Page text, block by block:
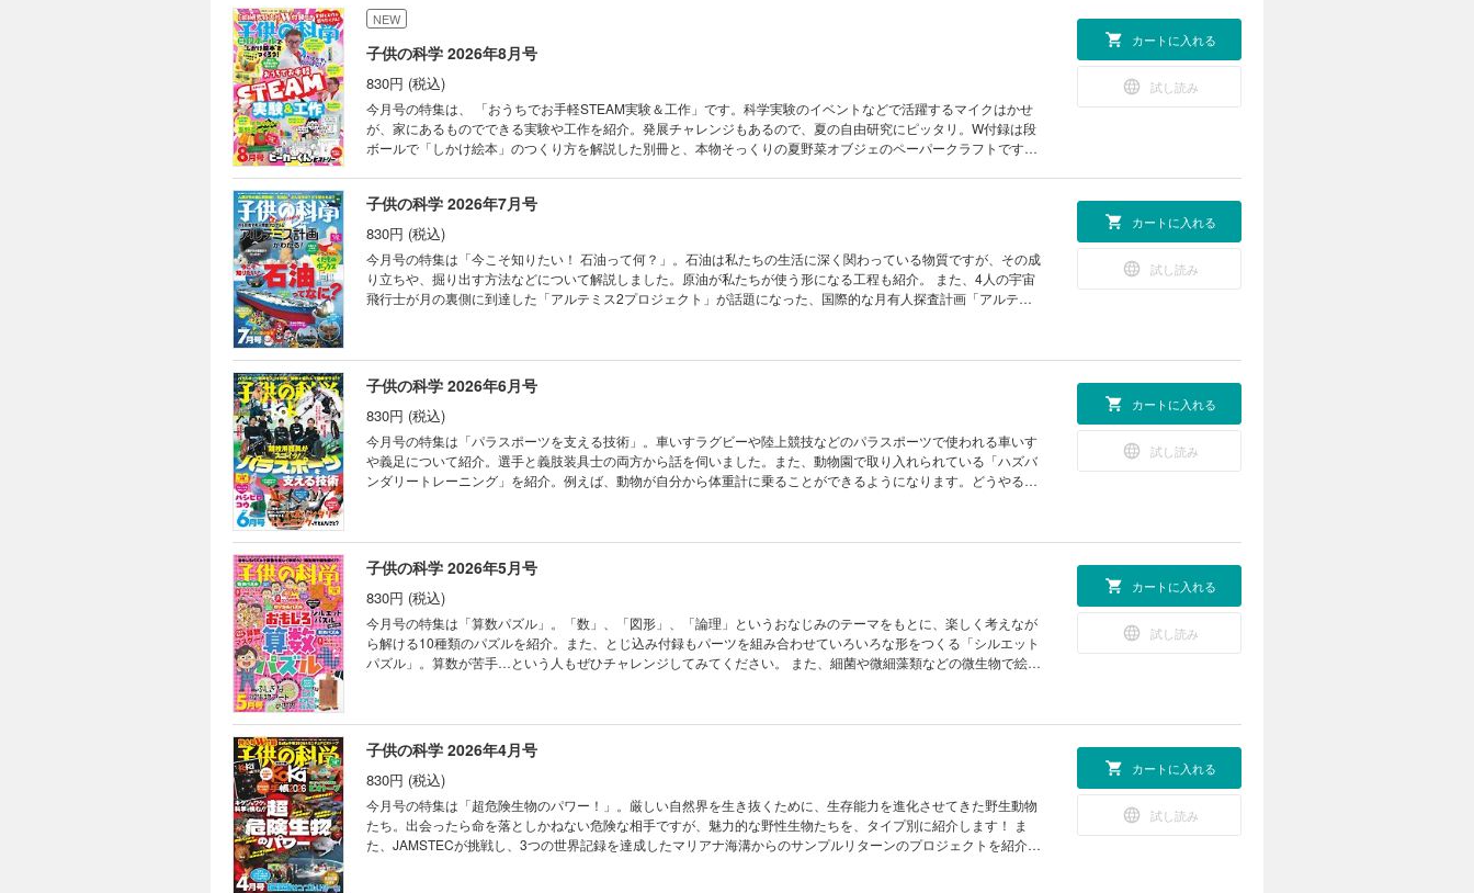
南極観測隊おしごとREPORT／変わりつつある南極の気候を捉える
ベジフル新聞／きみはどれくらいわかる？ ベジフルクイズ
めざせ！ マスマジシャン／ナイチンゲールのマスマジック
カガクのお名前っ！／単位
コドモノカガク製作所／交差リンク機構で動くロボットハンド
KoKa Scramble
ぼくの発明 きみの工夫
KoKaひろば
［最終回］謎解きマンガ 放課後探偵メイカー編／いつか必ず
NEW
子供の科学 2026年8月号
830円 (税込)
今月号の特集は、 「おうちでお手軽STEAM実験＆工作」です。科学実験のイベントなどで活躍するマイクはかせ
が、家にあるものでできる実験や工作を紹介。発展チャレンジもあるので、夏の自由研究にピッタリ。W付録は段
ボールで「しかけ絵本」のつくり方を解説した別冊と、本物そっくりの夏野菜オブジェのペーパークラフトです。
自由研究！ おうちでお手軽 STEAM実験＆工作 古代の銅鐸の音に科学で迫る!? 伊藤尚未先生ワークショップを開催
祝！デビュー10周年 10年分の「なるほど！」 ビーカーくんヒストリー ビーカーくんがゆく ビーカーくん、粉
のこわさを知る!? の巻 電気で学ぼうSDGs 日本最大級の洋上風力発電 石狩湾新港洋上風力発電所 おうちや教室
ですぐできる！ トッポとチィのひまつぶし実験室 なぜ？ なぜ？ どうして？ [新連載]教えて！ アベ先生 お役立
ち！ Scratchの裏ワザ No.1 矢印キーでスプライトを滑らかに動かす たくさん知って、もっと会いたくなる 動
物園の動物 イヌワシ 南極通信 “いまの南極”から地球環境を見守る ひとときの北極通信 海氷が語る北極のいま
み立て式「ソーラー・クッカー」をつくって生き残れ！ [新連載]ビスケットでたのしいプログラミング！ あそび
ながら学ぶコンピューター 第1回 ビスケットをはじめよう ベジフル新聞 身近になってきた トロピカル
モノみたい！？ 夏野菜オブジェ わくわく理科授業 おにぎりがうんこになる道 キミはわかる？ コカネット
FUN！ すこぶるクイズ モージャ博士の縁側科学教室 第31話 ドライアイスを水に入れると泡が出るのはなぜ？
KoKaひろば ロジカル・ミステリー・ツアー 気象ミステリーツアー18 都会の猛暑に注意!? [とじ込み付録]ペー
パークラフト ホンモノみたい!? 夏野菜のオブジェ [別冊付録]開くと夏野菜の畑が飛び出す！ 段ボールで“しかけ
カートに入れる
試し読み
子供の科学 2026年7月号
830円 (税込)
今月号の特集は「今こそ知りたい！ 石油って何？」。石油は私たちの生活に深く関わっている物質ですが、その成
り立ちや、掘り出す方法などについて解説しました。原油が私たちが使う形になる工程も紹介。 また、4人の宇宙
飛行士が月の裏側に到達した「アルテミス2プロジェクト」が話題になった、国際的な月有人探査計画「アルテミ
てなに？ 月を目指す有人探査プログラム「アルテミス計画」がわかる！ 市岡元気先生の実験が自宅でできる“おう
ちLABO”開設！ おうちや教室ですぐできる！ トッポとチィのひまつぶし実験室 なぜ？ なぜ？ どうして？ ビーカー
くんがゆく ビーカーくん、室内で虹に出会う!? の巻 自由研究フェス2026開催のお知らせ 世界の不思議な植物
アメリカドクダミ たくさん知って、もっと会いたくなる 動物園の動物 サイ 読者の写真コンテスト こんなの撮
れた！ ポケデン キチポ 宇宙はドラマチック！ 二刀流銀河、激動の過去 錯覚道 絵から生まれる立体錯視（実
線編） 学校でも塾でも教えてくれない！生き残る技術 「あかり」をつくろう！ 最終回 キミのひらめきが形にな
る！ AkaDakoものづくりラボ さよならタコちゃん、こんにちは未来のクリエイター ベジフル新聞 夏の元気チ
カートに入れる
試し読み
子供の科学 2026年6月号
830円 (税込)
今月号の特集は「パラスポーツを支える技術」。車いすラグビーや陸上競技などのパラスポーツで使われる車いす
や義足について紹介。選手と義肢装具士の両方から話を伺いました。また、動物園で取り入れられている「ハズバ
ンダリートレーニング」を紹介。例えば、動物が自分から体重計に乗ることができるようになります。どうやるの
レ！ 競技用器具がスゴイッ！ パラスポーツを支える技術 動物と協力しながら健康を守る ハズバンダリートレーニ
ングってどんなこと？ 小中学生トコトンチャレンジ 桐山製作所 水蒸気蒸留実験 体験会を開催！ 電気で学ぼう
SDGs 静電気で動く未来の力 強誘電モーター おうちや教室ですぐできる！ トッポとチィのひまつぶし実験室 な
ぜ？ なぜ？ どうして？ ビーカーくんがゆく ビーカーくん、チョウのグルメさを知る!? の巻 キミもGRAVITRAX
を体験しよう！ たくさん知って、もっと会いたくなる 動物園の動物 ビーバー 南極通信 アイスコアから読み解
く氷の記憶 ひとときの北極通信 樹木の材料は大気中の炭素 読者の写真コンテスト こんなの撮れた！ ポケデン
アメザーザー 宇宙はドラマチック！ 猫の目は何を物語る？ 錯覚道 絵から生まれる立体錯視（理論編） 学校で
士の縁側科学教室 第29話 壊れた傘を修理してみよう KoKaひろば まんが ロジカル・ミステリー・ツアー 気象
ミステリーツアー16 いざ、南極の地へ ［とじ込み付録]ペーパークラフトでつくろう！ ハシビロコウ
カートに入れる
試し読み
子供の科学 2026年5月号
830円 (税込)
今月号の特集は「算数パズル」。「数」、「図形」、「論理」というおなじみのテーマをもとに、楽しく考えなが
ら解ける10種類のパズルを紹介。また、とじ込み付録もパーツを組み合わせていろいろな形をつくる「シルエット
パズル」。算数が苦手…という人もぜひチャレンジしてみてください。 また、細菌や微細藻類などの微生物で絵を
集］いますぐやりたくなる！ 遊びながらわかる！ 算数パズル ［特集］バクテリアでお絵描き 微生物アートの世
界 ［特集］「小中学生トコトンチャレンジ2026」受賞者を発表！ おうちや教室ですぐできる！ トッポとチィのひ
まつぶし実験室 なぜ？ なぜ？ どうして？ ビーカーくんがゆく ビーカーくん、生きものの進化に迫る!? の巻 世界
の不思議な植物 ラフレシア たくさん知って、もっと会いたくなる 動物園の動物 ハリモグラ 読者の写真コンテ
スト こんなの撮れた！ ポケデン カゲブンシン 宇宙はドラマチック！ 爆発後のガスが残したメッセージ 錯覚
道 縦断勾配錯視（実践編） 学校でも塾でも教えてくれない！生き残る技術 倒れている家族や友達がいたら、君
はどうする？ キミのひらめきが形になる！ AkaDakoものづくりラボ 第10回 JavaScriptで自動猫じゃらしマシ
カートに入れる
試し読み
子供の科学 2026年4月号
830円 (税込)
今月号の特集は「超危険生物のパワー！」。厳しい自然界を生き抜くために、生存能力を進化させてきた野生動物
たち。出会ったら命を落としかねない危険な相手ですが、魅力的な野性生物たちを、タイプ別に紹介します！ ま
た、JAMSTECが挑戦し、3つの世界記録を達成したマリアナ海溝からのサンプルリターンのプロジェクトを紹介。
カートに入れる
試し読み